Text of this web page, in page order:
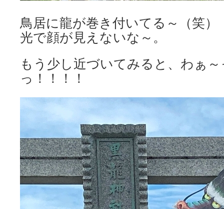
鳥居に龍が巻き付いてる～（笑）
光で顔が見えないな～。
もう少し近づいてみると、わぁ
っ！！！！